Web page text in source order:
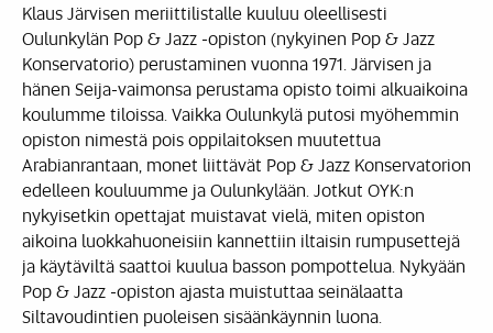
Klaus Järvisen meriittilistalle kuuluu oleellisesti
Oulunkylän Pop & Jazz -opiston (nykyinen Pop & Jazz
Konservatorio) perustaminen vuonna 1971. Järvisen ja
hänen Seija-vaimonsa perustama opisto toimi alkuaikoina
koulumme tiloissa. Vaikka Oulunkylä putosi myöhemmin
opiston nimestä pois oppilaitoksen muutettua
Arabianrantaan, monet liittävät Pop & Jazz Konservatorion
edelleen kouluumme ja Oulunkylään. Jotkut OYK:n
nykyisetkin opettajat muistavat vielä, miten opiston
aikoina luokkahuoneisiin kannettiin iltaisin rumpusettejä
ja käytäviltä saattoi kuulua basson pompottelua. Nykyään
Pop & Jazz -opiston ajasta muistuttaa seinälaatta
Siltavoudintien puoleisen sisäänkäynnin luona.